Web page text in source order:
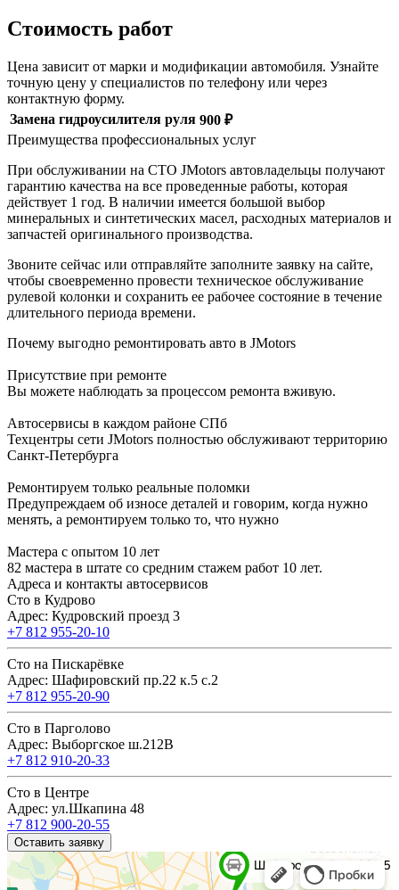
Стоимость работ
Цена зависит от марки и модификации автомобиля. Узнайте
точную цену у специалистов по телефону или через
контактную форму.
Замена гидроусилителя руля 900 ₽
Преимущества профессиональных услуг
При обслуживании на СТО JMotors автовладельцы получают
гарантию качества на все проведенные работы, которая
действует 1 год. В наличии имеется большой выбор
минеральных и синтетических масел, расходных материалов и
запчастей оригинального производства.
Звоните сейчас или отправляйте заполните заявку на сайте,
чтобы своевременно провести техническое обслуживание
рулевой колонки и сохранить ее рабочее состояние в течение
длительного периода времени.
Почему выгодно ремонтировать авто в JMotors
Присутствие при ремонте
Вы можете наблюдать за процессом ремонта вживую.
Автосервисы в каждом районе СПб
Техцентры сети JMotors полностью обслуживают территорию
Санкт-Петербурга
Ремонтируем только реальные поломки
Предупреждаем об износе деталей и говорим, когда нужно
менять, а ремонтируем только то, что нужно
Мастера с опытом 10 лет
82 мастера в штате со средним стажем работ 10 лет.
Адреса и контакты автосервисов
Сто в Кудрово
Адрес: Кудровский проезд 3
+7 812 955-20-10
Сто на Пискарёвке
Адрес: Шафировский пр.22 к.5 с.2
+7 812 955-20-90
Сто в Парголово
Адрес: Выборгское ш.212В
+7 812 910-20-33
Сто в Центре
Адрес: ул.Шкапина 48
+7 812 900-20-55
Оставить заявку